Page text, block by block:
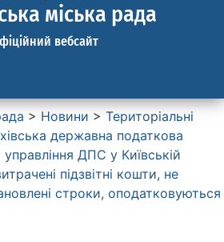
міська рада
вебсайт
> Новини > Територіальні
державна податкова
управління ДПС у Київській
підзвітні кошти, не
строки, оподатковуються